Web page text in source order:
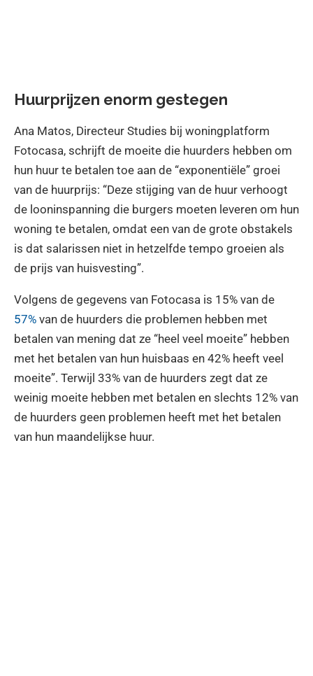
Huurprijzen enorm gestegen
Ana Matos, Directeur Studies bij woningplatform
Fotocasa, schrijft de moeite die huurders hebben om
hun huur te betalen toe aan de “exponentiële” groei
van de huurprijs: “Deze stijging van de huur verhoogt
de looninspanning die burgers moeten leveren om hun
woning te betalen, omdat een van de grote obstakels
is dat salarissen niet in hetzelfde tempo groeien als
de prijs van huisvesting”.
Volgens de gegevens van Fotocasa is 15% van de
57% van de huurders die problemen hebben met
betalen van mening dat ze “heel veel moeite” hebben
met het betalen van hun huisbaas en 42% heeft veel
moeite”. Terwijl 33% van de huurders zegt dat ze
weinig moeite hebben met betalen en slechts 12% van
de huurders geen problemen heeft met het betalen
van hun maandelijkse huur.